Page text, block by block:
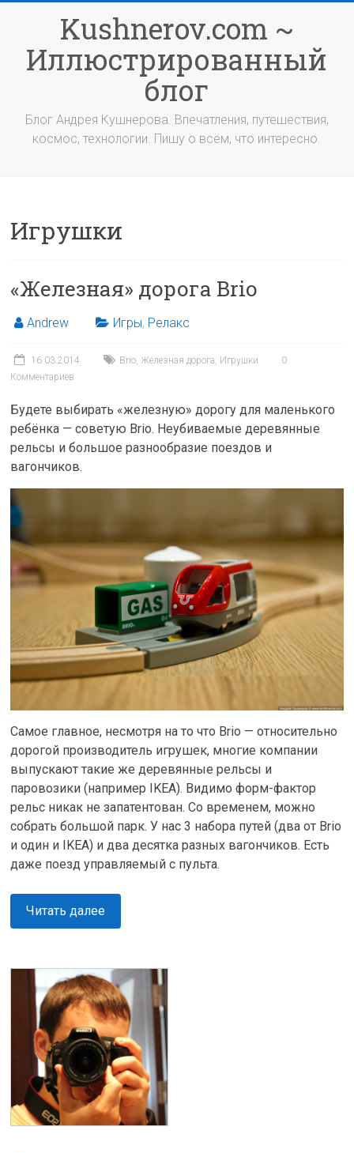
содержимомуKushnerov.com ~
Иллюстрированный
блог
Блог Андрея Кушнерова. Впечатления, путешествия,
космос, технологии. Пишу о всём, что интересно.
Игрушки
«Железная» дорога Brio
Andrew Игры, Релакс
16.03.2014 Brio,Железная дорога, Игрушки
0
Комментариев
Будете выбирать «железную» дорогу для маленького
ребёнка — советую Brio. Неубиваемые деревянные
рельсы и большое разнообразие поездов и
вагончиков.
Самое главное, несмотря на то что Brio — относительно
дорогой производитель игрушек, многие компании
выпускают такие же деревянные рельсы и
паровозики (например IKEA). Видимо форм-фактор
рельс никак не запатентован. Со временем, можно
собрать большой парк. У нас 3 набора путей (два от Brio
и один и IKEA) и два десятка разных вагончиков. Есть
даже поезд управляемый с пульта.
Читать далее